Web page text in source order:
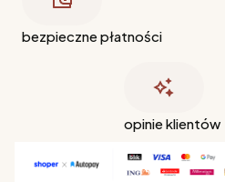
bezpieczne płatności
opinie klientów